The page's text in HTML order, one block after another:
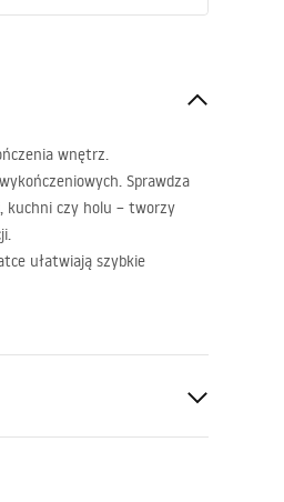
wnętrz.
Sprawdza
kuchni czy holu – tworzy
ułatwiają szybkie